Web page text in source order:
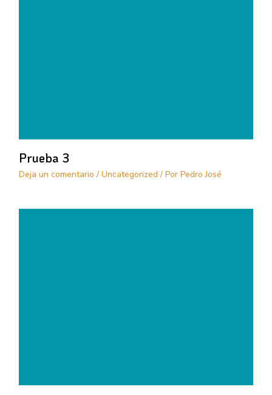
Prueba 3
Deja un comentario / Uncategorized / Por Pedro José